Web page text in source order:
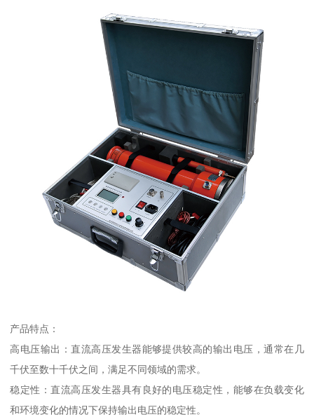
产品特点：
高电压输出：直流高压发生器能够提供较高的输出电压，通常在几
千伏至数十千伏之间，满足不同领域的需求。
稳定性：直流高压发生器具有良好的电压稳定性，能够在负载变化
和环境变化的情况下保持输出电压的稳定性。